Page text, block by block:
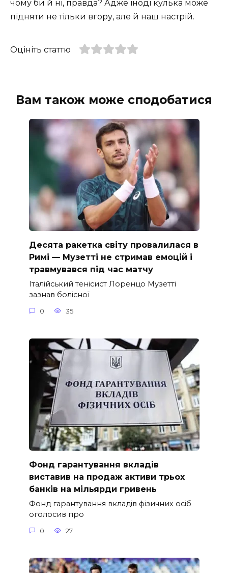
чому би й ні, правда? Адже іноді кулька може
підняти не тільки вгору, але й наш настрій.
Оцініть статтю
Вам також може сподобатися
Десята ракетка світу провалилася в
Римі — Музетті не стримав емоцій і
травмувався під час матчу
Італійський тенісист Лоренцо Музетті
зазнав болісної
0 35
Фонд гарантування вкладів
виставив на продаж активи трьох
банків на мільярди гривень
Фонд гарантування вкладів фізичних осіб
оголосив про
0 27